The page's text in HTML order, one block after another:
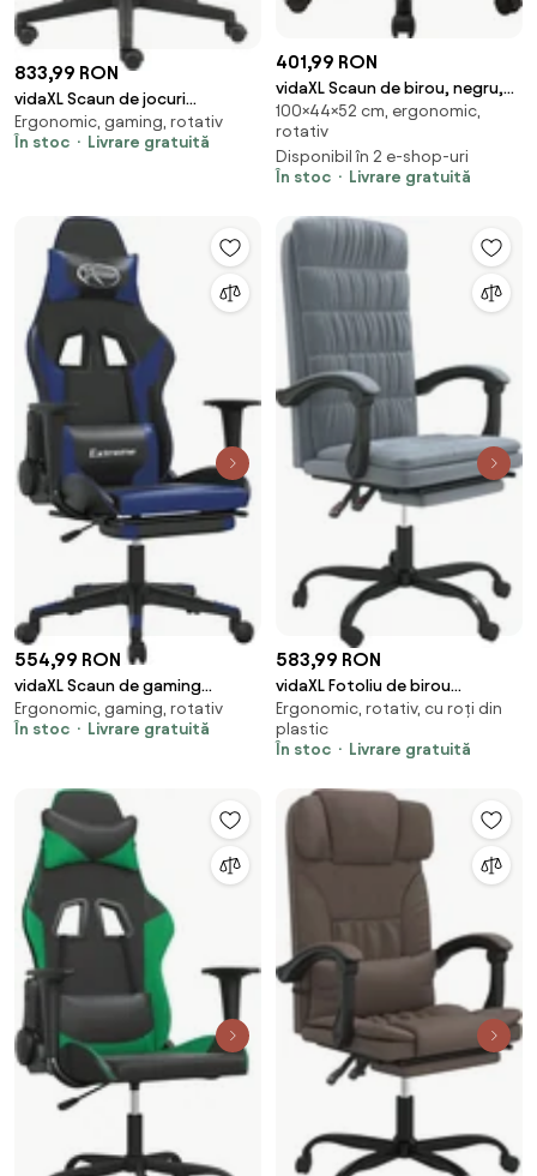
833,99 RON
vidaXL Scaun de jocuri
pivotant, auriu, PVC
Ergonomic, gaming, rotativ
În stoc
Livrare gratuită
401,99 RON
vidaXL Scaun de birou, negru,
44x52x100 cm, plasă textil
100×44×52 cm, ergonomic,
rotativ
Disponibil în 2 e-shop-uri
În stoc
Livrare gratuită
554,99 RON
vidaXL Scaun de gaming
masaj/suport picioare
negru/albastru piele eco
Ergonomic, gaming, rotativ
În stoc
Livrare gratuită
583,99 RON
vidaXL Fotoliu de birou
rabatabil, gri închis, catifea
Ergonomic, rotativ, cu roți din
plastic
În stoc
Livrare gratuită